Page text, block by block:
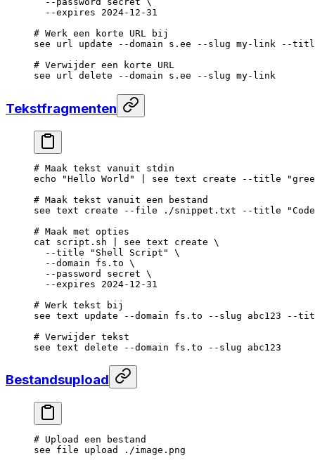
  --expires
2024-12-31
# Werk een korte URL bij
see url update --domain s.ee --slug my-link --
# Verwijder een korte URL
see url delete --domain s.ee --slug my-link
Tekstfragmenten
# Maak tekst vanuit stdin
echo "Hello World" see text create --title
# Maak tekst vanuit een bestand
see text create --file ./snippet.txt --title
# Maak met opties
cat script.sh see text create \
  --title
"Shell Script"
\
  --domain
fs.to \
  --password
secret \
  --expires
2024-12-31
# Werk tekst bij
see text update --domain fs.to --slug abc123 --
# Verwijder tekst
see text delete --domain fs.to --slug abc123
Bestandsupload
# Upload een bestand
see file upload
./image.png